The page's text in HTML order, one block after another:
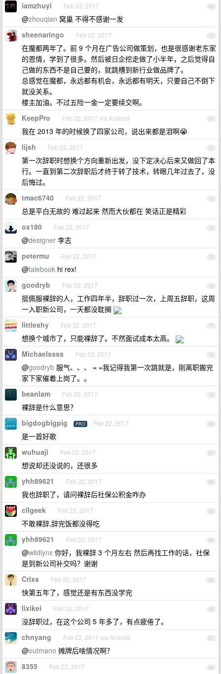
69
iamzhuyi Feb 22, 2017
@zhouqian 窝巢 不得不感谢一发
70
sheenaringo Feb 22, 2017
在魔都两年了。前 9 个月在广告公司做策划，也是很感谢老东家
的恩情，学到了很多。然后被日企挖走做了小半年，之后觉得自
己做的东西不是自己要的，就跳槽到新行业做品牌了。
总感觉在魔都，永远都有机会，永远都有明天，只要自己不倒下
就没关系。
楼主加油。不过五险一金一定要续交啊。
71
KeepPro Feb 22, 2017 via Android
我在 2013 年的时候换了四家公司，说出来都是泪啊😭
72
lijsh Feb 22, 2017
第一次辞职时想换个方向重新出发，没下定决心后来又做回了本
行。一直到第二次辞职后才终于转了技术，转眼几年过去了，没
后悔过。
73
tmac6740 Feb 22, 2017
总是平白无故的 难过起来 然而大伙都在 笑话正是精彩
74
ox180 Feb 22, 2017
@designer 李志
75
petermu Feb 22, 2017
@talebook hi rex!
76
goodryb Feb 22, 2017
挺佩服裸辞的人，工作四年半，辞职过一次，上周五辞职，这周
一入职新公司，一天都没耽搁
77
littleshy Feb 22, 2017
想换个城市了，只能裸辞了。不然面试成本太高。
78
Michaelssss Feb 22, 2017
@goodryb 服气、、、 = =我记得我第一次跳就是，刚离职搬完
家下家催着上岗了。。
79
beanlam Feb 22, 2017
裸辞是什么意思？
80
bigdogbigpig PRO Feb 22, 2017
是一首好歌
81
wuhuaji Feb 22, 2017
想说却还没说的，还很多
82
yhh89621 Feb 22, 2017
我也辞职了，请问裸辞后社保公积金咋办
83
cllgeek Feb 22, 2017
不敢裸辞,辞完饭都没得吃
84
yhh89621 Feb 22, 2017
@wildlynx 你好，我裸辞 3 个月左右 然后再找工作的话，社保
是到新公司补交吗？谢谢
85
Crixs Feb 22, 2017
快第五年了，感觉还是有东西没学完
86
lixikei Feb 22, 2017
没辞职过，在这个公司 5 年多了，有点疲倦了。
87
chnyang Feb 22, 2017 via Android
@outmano 摊牌后啥情况啊？
88
8355 Feb 22, 2017